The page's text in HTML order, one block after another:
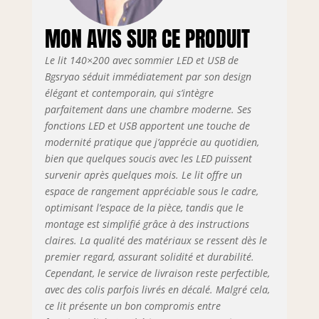
tablette avant
d'aller vous
coucher. 【Espace
de rangement
suffisant】:
l'étagère peut
contenir des
téléphones
portables ou des
tablettes. Grâce au
support du vérin à
gaz, l'espace sous
les lattes de lit
peut être utilisé
pour ranger de
grands objets. Le
se replie
facilement en
soulevant les
MON AVIS SUR CE PRODUIT
Le lit 140×200 avec sommier LED et USB de
Bgsryao séduit immédiatement par son design
élégant et contemporain, qui s’intègre
parfaitement dans une chambre moderne. Ses
fonctions LED et USB apportent une touche de
modernité pratique que j’apprécie au quotidien,
bien que quelques soucis avec les LED puissent
survenir après quelques mois. Le lit offre un
espace de rangement appréciable sous le cadre,
optimisant l’espace de la pièce, tandis que le
montage est simplifié grâce à des instructions
claires. La qualité des matériaux se ressent dès le
premier regard, assurant solidité et durabilité.
Cependant, le service de livraison reste perfectible,
avec des colis parfois livrés en décalé. Malgré cela,
ce lit présente un bon compromis entre